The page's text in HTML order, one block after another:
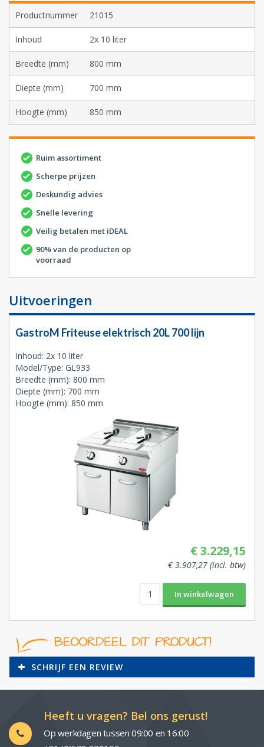
Productnummer 21015
Inhoud 2x 10 liter
Breedte (mm) 800 mm
Diepte (mm) 700 mm
Hoogte (mm) 850 mm
Ruim assortiment
Scherpe prijzen
Deskundig advies
Snelle levering
Veilig betalen met iDEAL
90% van de producten op
voorraad
Uitvoeringen
GastroM Friteuse elektrisch 20L 700 lijn
Inhoud: 2x 10 liter
Model/Type: GL933
Breedte (mm): 800 mm
Diepte (mm): 700 mm
Hoogte (mm): 850 mm
€ 3.229,15
€ 3.907,27 (incl. btw)
SCHRIJF EEN REVIEW
Heeft u vragen? Bel ons gerust!
Op werkdagen tussen 09:00 en 16:00